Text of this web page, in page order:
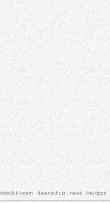
cineclub-intern datenschutz news link-tipps